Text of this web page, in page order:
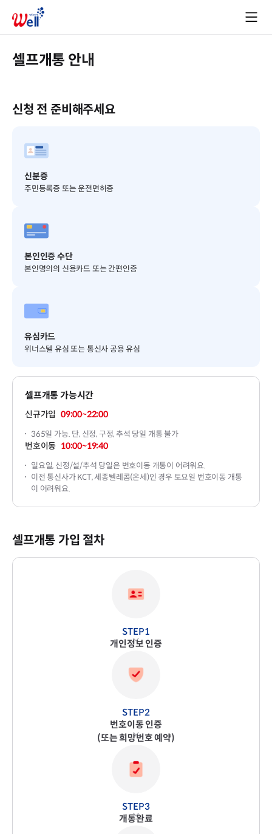
셀프개통 안내
신청 전 준비해주세요
신분증
주민등록증 또는 운전면허증
본인인증 수단
본인명의의 신용카드 또는 간편인증
유심카드
위너스텔 유심 또는 통신사 공용 유심
셀프개통 가능시간
신규가입 09:00~22:00
365일 가능. 단, 신정, 구정, 추석 당일 개통 불가
번호이동 10:00~19:40
일요일, 신정/설/추석 당일은 번호이동 개통이 어려워요.
이전 통신사가 KCT, 세종텔레콤(온세)인 경우 토요일 번호이동 개통
이 어려워요.
셀프개통 가입 절차
개인정보 인증
번호이동 인증
(또는 희망번호 예약)
개통완료